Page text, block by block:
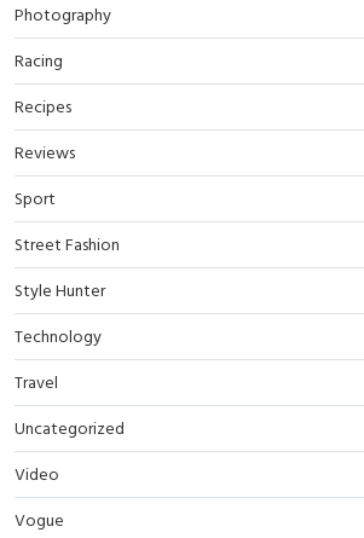
Photography
Racing
Recipes
Reviews
Sport
Street Fashion
Style Hunter
Technology
Travel
Uncategorized
Video
Vogue